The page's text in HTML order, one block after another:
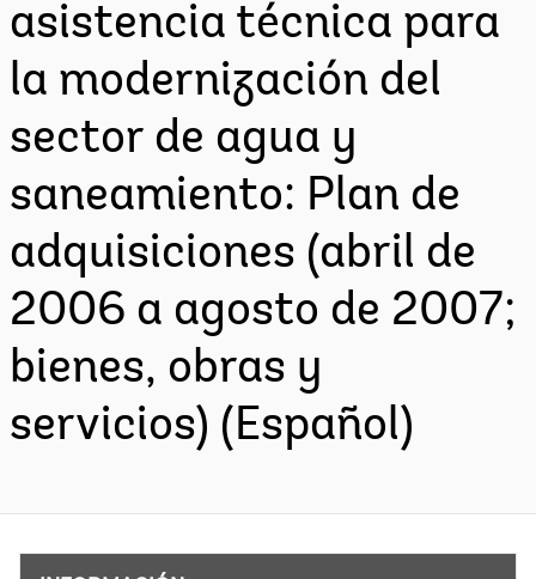
asistencia técnica para
la modernización del
sector de agua y
saneamiento: Plan de
adquisiciones (abril de
2006 a agosto de 2007;
bienes, obras y
servicios) (Español)